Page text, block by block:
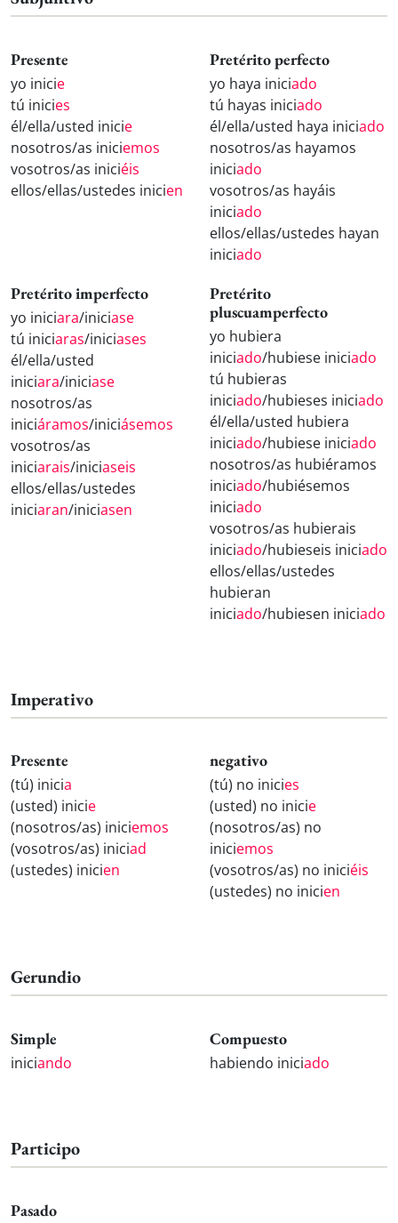
Presente
yo inicie
tú inicies
él/ella/usted inicie
nosotros/as iniciemos
vosotros/as iniciéis
ellos/ellas/ustedes inicien
Pretérito perfecto
yo haya iniciado
tú hayas iniciado
él/ella/usted haya iniciado
nosotros/as hayamos
iniciado
vosotros/as hayáis
iniciado
ellos/ellas/ustedes hayan
iniciado
Pretérito imperfecto
yo iniciara/iniciase
tú iniciaras/iniciases
él/ella/usted
iniciara/iniciase
nosotros/as
iniciáramos/iniciásemos
vosotros/as
iniciarais/iniciaseis
ellos/ellas/ustedes
iniciaran/iniciasen
Pretérito
pluscuamperfecto
yo hubiera
iniciado/hubiese iniciado
tú hubieras
iniciado/hubieses iniciado
él/ella/usted hubiera
iniciado/hubiese iniciado
nosotros/as hubiéramos
iniciado/hubiésemos
iniciado
vosotros/as hubierais
iniciado/hubieseis iniciado
ellos/ellas/ustedes
hubieran
iniciado/hubiesen iniciado
Imperativo
Presente
(tú) inicia
(usted) inicie
(nosotros/as) iniciemos
(vosotros/as) iniciad
(ustedes) inicien
negativo
(tú) no inicies
(usted) no inicie
(nosotros/as) no
iniciemos
(vosotros/as) no iniciéis
(ustedes) no inicien
Gerundio
Simple
iniciando
Compuesto
habiendo iniciado
Participo
Pasado